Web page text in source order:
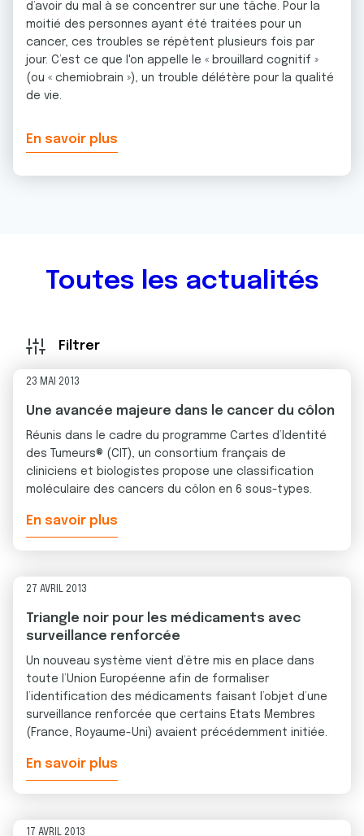
d’avoir du mal à se concentrer sur une tâche. Pour la
moitié des personnes ayant été traitées pour un
cancer, ces troubles se répètent plusieurs fois par
jour. C’est ce que l'on appelle le « brouillard cognitif »
(ou « chemiobrain »), un trouble délétère pour la qualité
de vie.
En savoir plus
Toutes les actualités
Filtrer
23 MAI 2013
Une avancée majeure dans le cancer du côlon
Réunis dans le cadre du programme Cartes d’Identité
des Tumeurs® (CIT), un consortium français de
cliniciens et biologistes propose une classification
moléculaire des cancers du côlon en 6 sous-types.
En savoir plus
27 AVRIL 2013
Triangle noir pour les médicaments avec
surveillance renforcée
Un nouveau système vient d’être mis en place dans
toute l’Union Européenne afin de formaliser
l’identification des médicaments faisant l’objet d’une
surveillance renforcée que certains Etats Membres
(France, Royaume-Uni) avaient précédemment initiée.
En savoir plus
17 AVRIL 2013